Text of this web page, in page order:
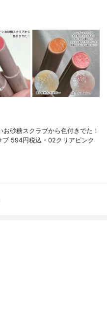
砂糖スクラブから色付きでた！
594円税込・02クリアピンク